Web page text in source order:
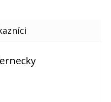
je 5 z 5 hviezdičiek.